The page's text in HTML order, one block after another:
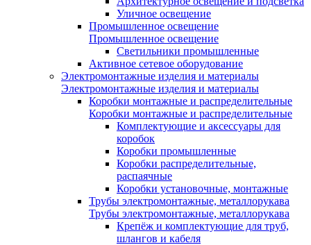
Уличное освещение
Промышленное освещение
Промышленное освещение
Светильники промышленные
Активное сетевое оборудование
Электромонтажные изделия и материалы
Электромонтажные изделия и материалы
Коробки монтажные и распределительные
Коробки монтажные и распределительные
Комплектующие и аксессуары для
коробок
Коробки промышленные
Коробки распределительные,
распаячные
Коробки установочные, монтажные
Трубы электромонтажные, металлорукава
Трубы электромонтажные, металлорукава
Крепёж и комплектующие для труб,
шлангов и кабеля